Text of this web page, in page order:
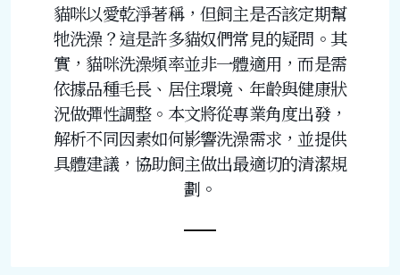
貓咪以愛乾淨著稱，但飼主是否該定期幫
牠洗澡？這是許多貓奴們常見的疑問。其
實，貓咪洗澡頻率並非一體適用，而是需
依據品種毛長、居住環境、年齡與健康狀
況做彈性調整。本文將從專業角度出發，
解析不同因素如何影響洗澡需求，並提供
具體建議，協助飼主做出最適切的清潔規
劃。